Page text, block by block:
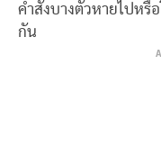
คำสั่งบางตัวหายไปหรื
กัน